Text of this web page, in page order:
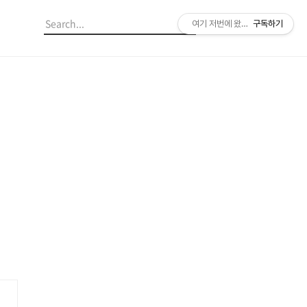
여기 저번에 왔던 것 같은데?
구독하기